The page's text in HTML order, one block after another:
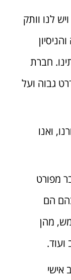
לנו וותק
חברת
גבוה ועל
ואנו
מפורט
הם
מהן
ועוד.
אישי